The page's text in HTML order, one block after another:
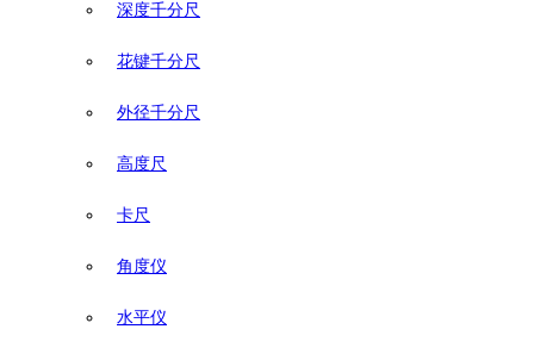
深度千分尺
花键千分尺
外径千分尺
高度尺
卡尺
角度仪
水平仪